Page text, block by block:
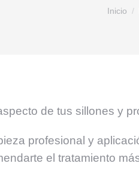
Estás
Inicio
de tus sillones y
profesional y
el tratamiento